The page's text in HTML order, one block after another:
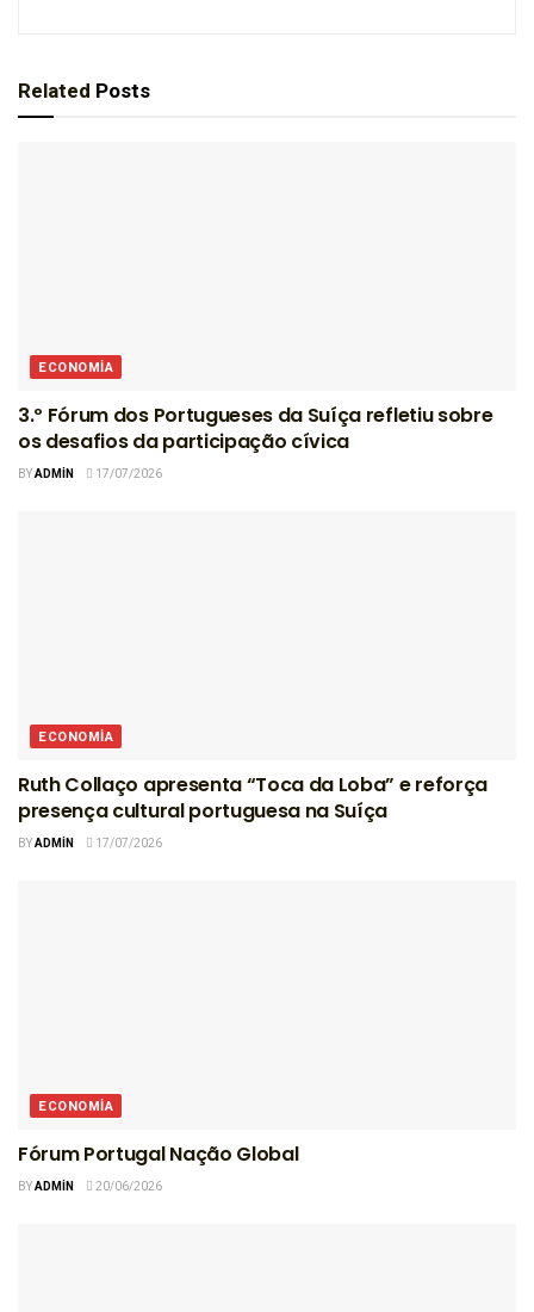
Related Posts
ECONOMIA
3.º Fórum dos Portugueses da Suíça refletiu sobre
os desafios da participação cívica
BYADMIN 17/07/2026
ECONOMIA
Ruth Collaço apresenta “Toca da Loba” e reforça
presença cultural portuguesa na Suíça
BYADMIN 17/07/2026
ECONOMIA
Fórum Portugal Nação Global
BYADMIN 20/06/2026